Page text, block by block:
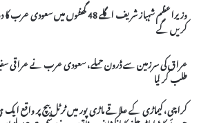
وزیراعظم شہباز شریف اگلے 48 گھنٹوں میں سعودی عرب
کریں گے
عراق کی سرزمین سے ڈرون حملے، سعودی عرب نے عراقی
طلب کر لیا
کراچی، کیماڑی کے علاقے ماڑی پور میں ٹرٹل بیچ پر واقع